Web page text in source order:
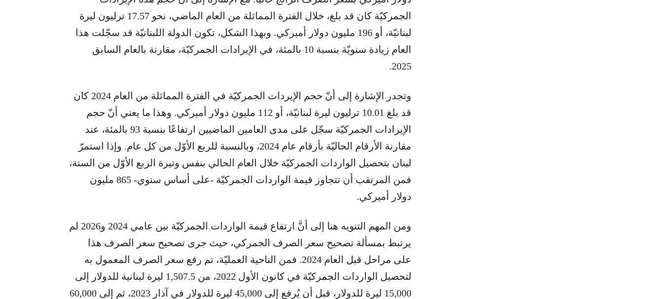
الجمركيّة كان قد بلغ، خلال الفترة المماثلة من العام الماضي، نحو 17.57 ترليون ليرة
لبنانيّة، أو 196 مليون دولار أميركي. وبهذا الشكل، تكون الدولة اللبنانيّة قد سجّلت هذا
العام زيادة سنويّة بنسبة 10 بالمئة، في الإيرادات الجمركيّة، مقارنة بالعام السابق
2025.
وتجدر الإشارة إلى أنّ حجم الإيردات الجمركيّة في الفترة المماثلة من العام 2024 كان
قد بلغ 10.01 ترليون ليرة لبنانيّة، أو 112 مليون دولار أميركي. وهذا ما يعني أنّ حجم
الإيرادات الجمركيّة سجّل على مدى العامين الماضيين ارتفاعًا بنسبة 93 بالمئة، عند
مقارنة الأرقام الحاليّة بأرقام عام 2024، وبالنسبة للربع الأوّل من كل عام. وإذا استمرّ
لبنان بتحصيل الواردات الجمركيّة خلال العام الحالي بنفس وتيرة الربع الأوّل من السنة،
فمن المرتقب أن تتجاوز قيمة الواردات الجمركيّة -على أساس سنوي- 865 مليون
دولار أميركي.
ومن المهم التنويه هنا إلى أنَّ ارتفاع قيمة الواردات الجمركيّة بين عامي 2024 و2026 لم
يرتبط بمسألة تصحيح سعر الصرف الجمركي، حيث جرى تصحيح سعر الصرف هذا
على مراحل قبل العام 2024. فمن الناحية العمليّة، تم رفع سعر الصرف المعمول به
لتحصيل الواردات الجمركيّة في كانون الأول 2022، من 1,507.5 ليرة لبنانية للدولار إلى
15,000 ليرة للدولار، قبل أن يُرفع إلى 45,000 ليرة للدولار في آذار 2023، ثم إلى 60,000